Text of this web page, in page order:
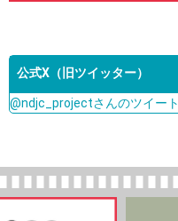
公式X（旧ツイッター）
@ndjc_projectさんのツイート